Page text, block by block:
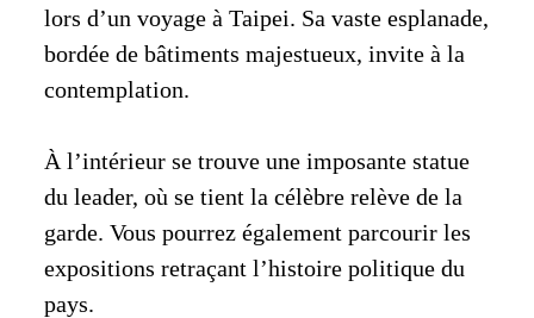
lors d’un voyage à Taipei. Sa vaste esplanade,
bordée de bâtiments majestueux, invite à la
contemplation.
À l’intérieur se trouve une imposante statue
du leader, où se tient la célèbre relève de la
garde. Vous pourrez également parcourir les
expositions retraçant l’histoire politique du
pays.